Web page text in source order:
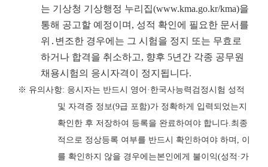
는 기상청 기상행정 누리집(www.kma.go.kr/kma)을
통해 공고할 예정이며, 성적 확인에 필요한 문서를
위․변조한 경우에는 그 시험을 정지 또는 무효로
하거나 합격을 취소하고, 향후 5년간 각종 공무원
채용시험의 응시자격이 정지됩니다.
※ 유의사항: 응시자는 반드시 영어 · 한국사능력검정시험 성적
및 자격증 정보(9급 포함)가 정확하게 입력되었는지
확인한 후 저장하여 등록을 완료하여야 합니다. 최종
적으로 정상등록 여부를 반드시 확인하여야 하며
이
를 확인하지 않을 경우에는본인에게 불이익(성적 · 가